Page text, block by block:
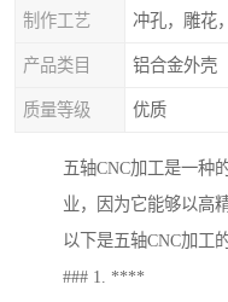
制作工艺 冲孔，雕花
产品类目 铝合金外壳
质量等级 优质
五轴CNC加工是一种
业，因为它能够以高
以下是五轴CNC加工
### 1. ****